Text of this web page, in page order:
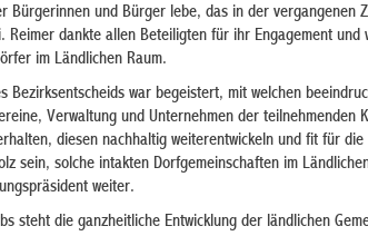
Bürgerinnen und Bürger lebe, das in der vergangenen
Reimer dankte allen Beteiligten für ihr Engagement
im Ländlichen Raum.
Bezirksentscheids war begeistert, mit welchen
Verwaltung und Unternehmen der teilnehmenden
diesen nachhaltig weiterentwickeln und fit für
sein, solche intakten Dorfgemeinschaften im
weiter.
steht die ganzheitliche Entwicklung der ländlichen